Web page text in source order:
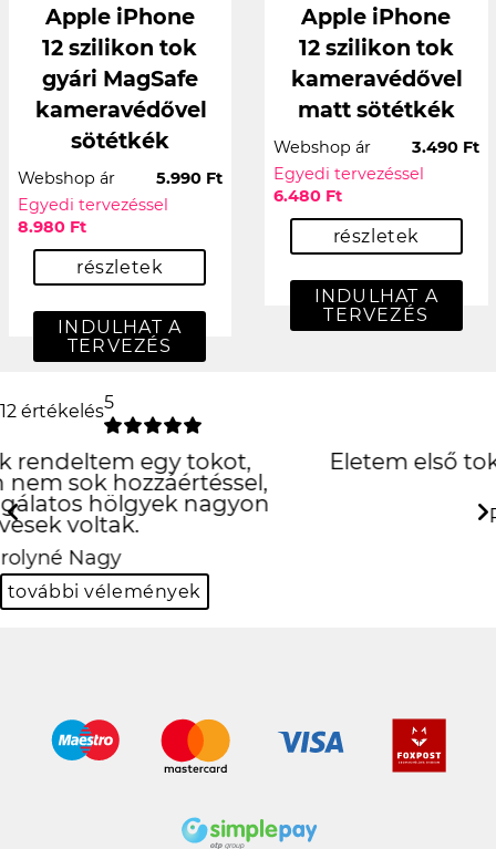
Apple iPhone
12 szilikon tok
gyári MagSafe
kameravédővel
sötétkék
Webshop ár
5.990 Ft
Egyedi tervezéssel
8.980 Ft
részletek
INDULHAT A
TERVEZÉS
Apple iPhone
12 szilikon tok
kameravédővel
matt sötétkék
Webshop ár
3.490 Ft
Egyedi tervezéssel
6.480 Ft
részletek
INDULHAT A
TERVEZÉS
12 értékelés5
Életem első tokja, amit igazán
szeretek
Panka Kiss
Previous
további vélemények